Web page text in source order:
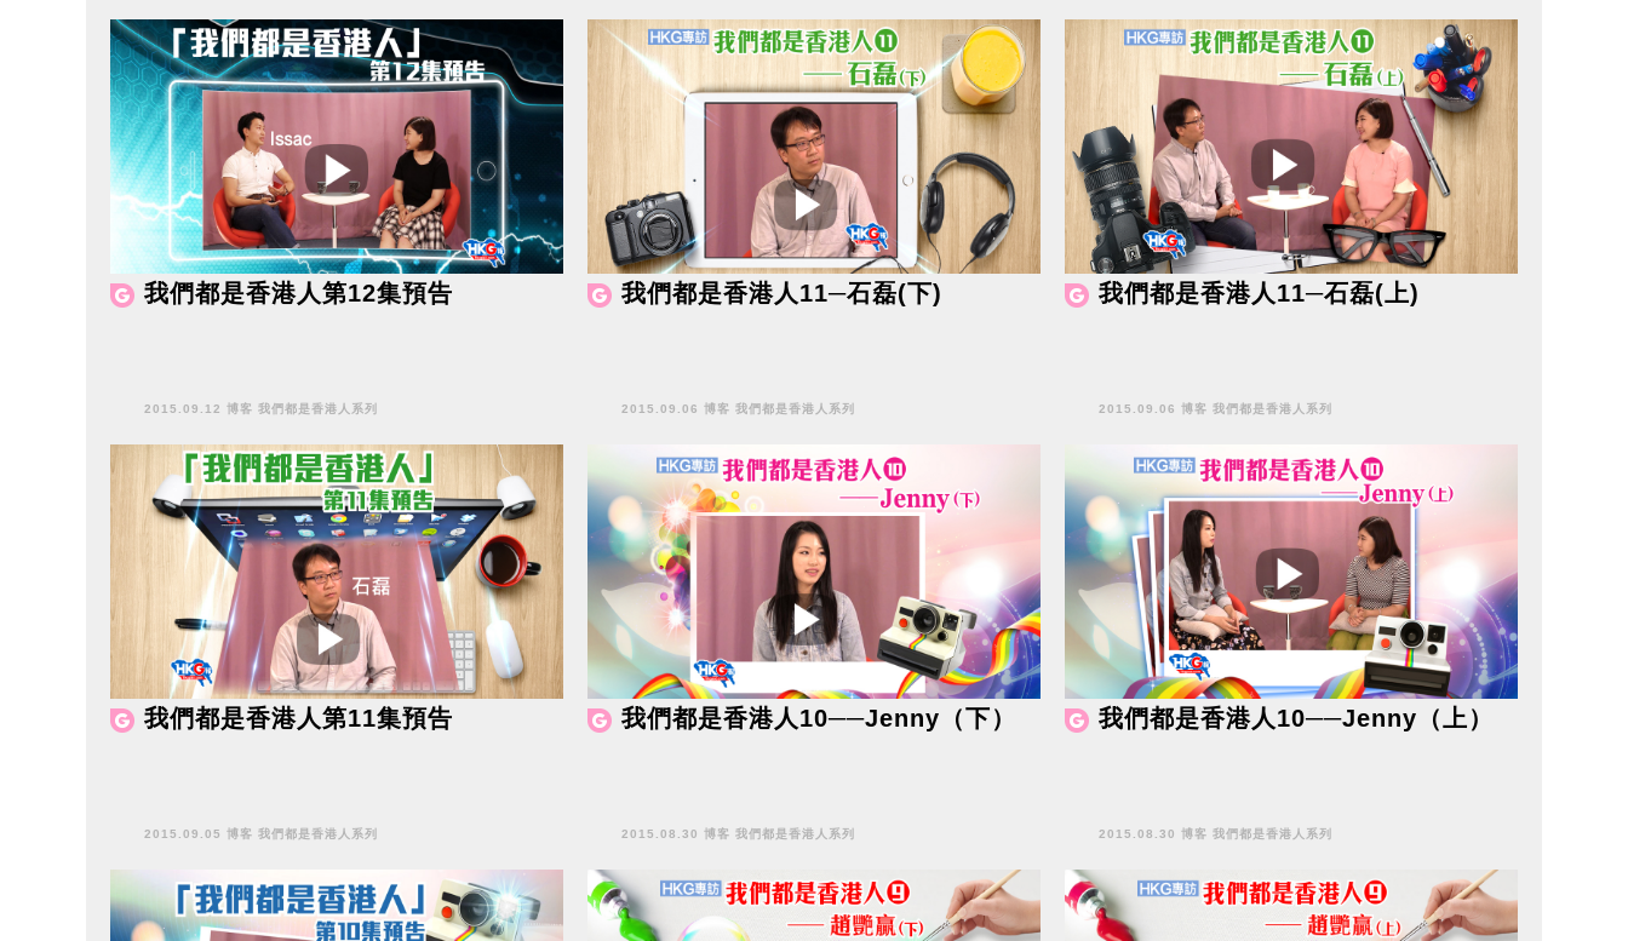
我們都是香港人第12集預告
2015.09.12 博客 我們都是香港人系列
我們都是香港人11─石磊(下)
2015.09.06 博客 我們都是香港人系列
我們都是香港人11─石磊(上)
2015.09.06 博客 我們都是香港人系列
我們都是香港人第11集預告
2015.09.05 博客 我們都是香港人系列
我們都是香港人10──Jenny（下）
2015.08.30 博客 我們都是香港人系列
我們都是香港人10──Jenny（上）
2015.08.30 博客 我們都是香港人系列